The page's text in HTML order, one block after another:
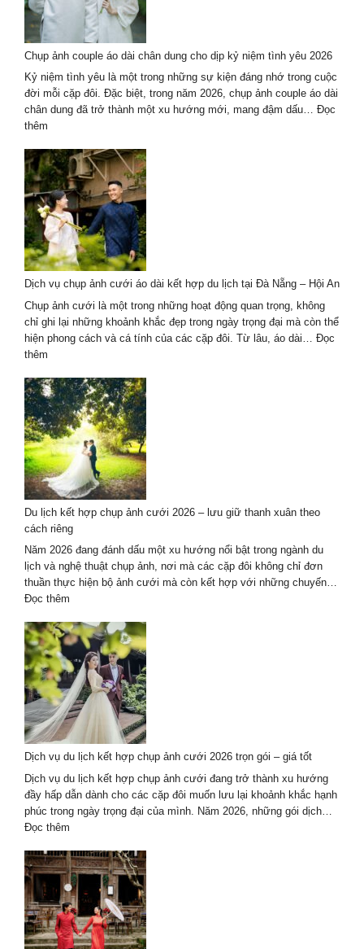
Chí
Minh
–
Trend
Chụp ảnh couple áo dài chân dung cho dịp kỷ niệm tình yêu 2026
Kỷ niệm tình yêu là một trong những sự kiện đáng nhớ trong cuộc
đời mỗi cặp đôi. Đặc biệt, trong năm 2026, chụp ảnh couple áo dài
chân dung đã trở thành một xu hướng mới, mang đậm dấu… Đọc
thêm
ảnh
couple
áo
dài
chân
dung
cho
dịp
kỷ
niệm
tình
yêu
Dịch vụ chụp ảnh cưới áo dài kết hợp du lịch tại Đà Nẵng – Hội An
Chụp ảnh cưới là một trong những hoạt động quan trọng, không
chỉ ghi lại những khoảnh khắc đẹp trong ngày trọng đại mà còn thể
hiện phong cách và cá tính của các cặp đôi. Từ lâu, áo dài… Đọc
thêm
vụ
chụp
ảnh
cưới
áo
dài
kết
hợp
du
lịch
tại
Đà
Nẵng
–
An
Du lịch kết hợp chụp ảnh cưới 2026 – lưu giữ thanh xuân theo
cách riêng
Năm 2026 đang đánh dấu một xu hướng nổi bật trong ngành du
lịch và nghệ thuật chụp ảnh, nơi mà các cặp đôi không chỉ đơn
thuần thực hiện bộ ảnh cưới mà còn kết hợp với những chuyến…
Đọc thêm
lịch
kết
hợp
chụp
ảnh
cưới
2026
–
lưu
giữ
thanh
xuân
riêng
Dịch vụ du lịch kết hợp chụp ảnh cưới 2026 trọn gói – giá tốt
Dịch vụ du lịch kết hợp chụp ảnh cưới đang trở thành xu hướng
đầy hấp dẫn dành cho các cặp đôi muốn lưu lại khoảnh khắc hạnh
phúc trong ngày trọng đại của mình. Năm 2026, những gói dịch…
Đọc thêm
vụ
du
lịch
kết
hợp
chụp